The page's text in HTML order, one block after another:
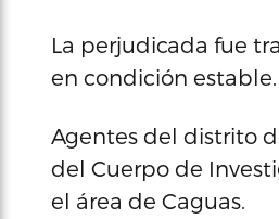
La perjudicada fue
en condición estable.
Agentes del distrito
del Cuerpo de
el área de Caguas.